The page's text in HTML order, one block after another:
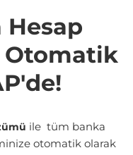
Hesap
Otomatik
ile tüm banka
otomatik olarak